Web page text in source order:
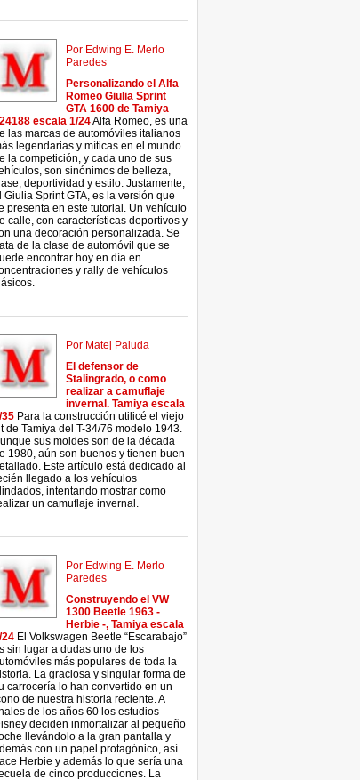
Por Edwing E. Merlo
Paredes
Personalizando el Alfa
Romeo Giulia Sprint
GTA 1600 de Tamiya
escala 1/24Alfa Romeo, es una
las marcas de automóviles italianos
legendarias y míticas en el mundo
la competición, y cada uno de sus
son sinónimos de belleza,
deportividad y estilo. Justamente,
Giulia Sprint GTA, es la versión que
presenta en este tutorial. Un vehículo
calle, con características deportivos y
una decoración personalizada. Se
de la clase de automóvil que se
encontrar hoy en día en
y rally de vehículos
Por Matej Paluda
El defensor de
Stalingrado, o como
realizar a camuflaje
invernal. Tamiya escala
35 Para la construcción utilicé el viejo
de Tamiya del T-34/76 modelo 1943.
sus moldes son de la década
1980, aún son buenos y tienen buen
Este artículo está dedicado al
llegado a los vehículos
intentando mostrar como
un camuflaje invernal.
Por Edwing E. Merlo
Paredes
Construyendo el VW
1300 Beetle 1963 -
Herbie -, Tamiya escala
24 El Volkswagen Beetle “Escarabajo”
sin lugar a dudas uno de los
más populares de toda la
La graciosa y singular forma de
carrocería lo han convertido en un
de nuestra historia reciente. A
de los años 60 los estudios
deciden inmortalizar al pequeño
llevándolo a la gran pantalla y
con un papel protagónico, así
Herbie y además lo que sería una
de cinco producciones. La